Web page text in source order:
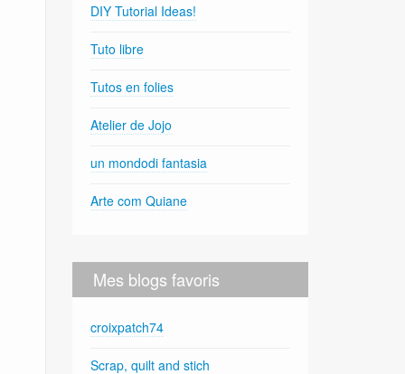
DIY Tutorial Ideas!
Tuto libre
Tutos en folies
Atelier de Jojo
un mondodi fantasia
Arte com Quiane
Mes blogs favoris
croixpatch74
Scrap, quilt and stich